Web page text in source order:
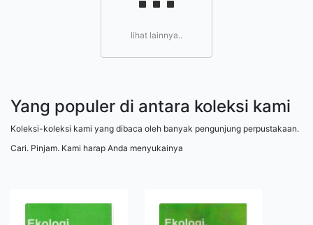
lihat lainnya..
Yang populer di antara koleksi kami
Koleksi-koleksi kami yang dibaca oleh banyak pengunjung perpustakaan.
Cari. Pinjam. Kami harap Anda menyukainya